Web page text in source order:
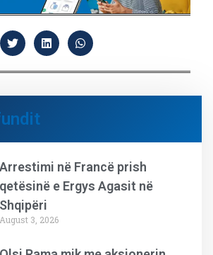
Arrestimi në Francë prish
qetësinë e Ergys Agasit në
Shqipëri
August 3, 2026